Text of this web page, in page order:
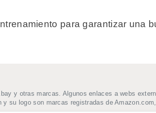
para garantizar una
y otras marcas. Algunos enlaces a webs
su logo son marcas registradas de